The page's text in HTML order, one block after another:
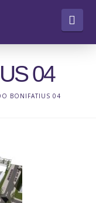
04
BONIFATIUS 04